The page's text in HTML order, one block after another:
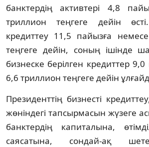
банктердің активтері 4,8
триллион теңгеге дейін
кредиттеу 11,5 пайызға
теңгеге дейін, соның ішінде
бизнеске берілген кредиттер
6,6 триллион теңгеге дейін
Президенттің бизнесті
жөніндегі тапсырмасын жүзеге
банктердің капиталына,
саясатына, сондай-ақ